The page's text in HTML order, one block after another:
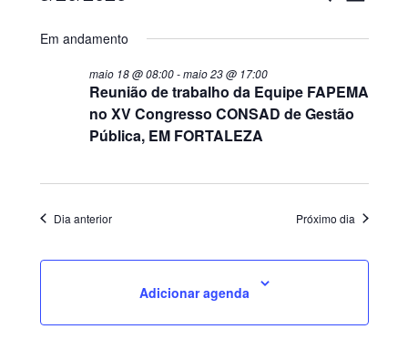
for
maio
2026
de
de
Eventos
visual
a
Em andamento
Reunião de trabalho da Equipe FAPEMA
no XV Congresso CONSAD de Gestão
Pública, EM FORTALEZA
maio 18 @ 08:00-maio 23 @ 17:00
Dia anterior Próximo dia
Adicionar agenda